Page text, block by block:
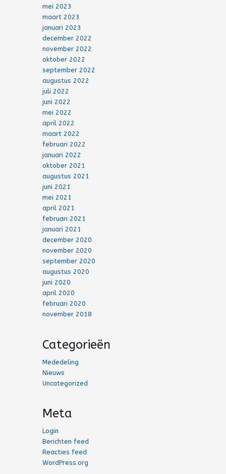
mei 2023
maart 2023
januari 2023
december 2022
november 2022
oktober 2022
september 2022
augustus 2022
juli 2022
juni 2022
mei 2022
april 2022
maart 2022
februari 2022
januari 2022
oktober 2021
augustus 2021
juni 2021
mei 2021
april 2021
februari 2021
januari 2021
december 2020
november 2020
september 2020
augustus 2020
juni 2020
april 2020
februari 2020
november 2018
Categorieën
Mededeling
Nieuws
Uncategorized
Meta
Login
Berichten feed
Reacties feed
WordPress.org